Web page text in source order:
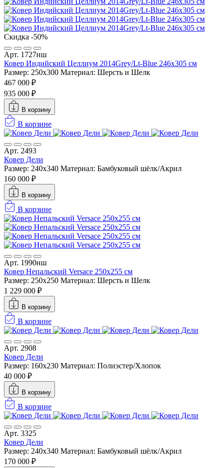
Скидка -50%
Арт. 1727нш
Ковер Индийский Целлиум 2014Grey/Lt-Blue 246x305 см
Размер: 250x300 Материал: Шерсть и Шелк
467 000 ₽
935 000 ₽
В корзину
В корзине
Арт. 2493
Ковер Дели
Размер: 240x340 Материал: Бамбуковый шёлк/Акрил
160 000 ₽
В корзину
В корзине
Арт. 1990нш
Ковер Непальский Versace 250x255 см
Размер: 250x250 Материал: Шерсть и Шелк
1 229 000 ₽
В корзину
В корзине
Арт. 2908
Ковер Дели
Размер: 160х230 Материал: Полиэстер/Хлопок
40 000 ₽
В корзину
В корзине
Арт. 3325
Ковер Дели
Размер: 240x340 Материал: Бамбуковый шёлк/Акрил
170 000 ₽